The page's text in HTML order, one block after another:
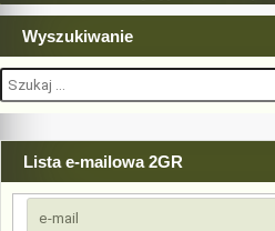
Wyszukiwanie
Szukaj:
Lista e-mailowa 2GR